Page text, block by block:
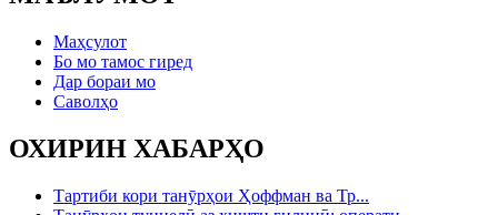
Маҳсулот
Бо мо тамос гиред
Дар бораи мо
Саволҳо
ОХИРИН ХАБАРҲО
Тартиби кори танӯрҳои Ҳоффман ва Тр...